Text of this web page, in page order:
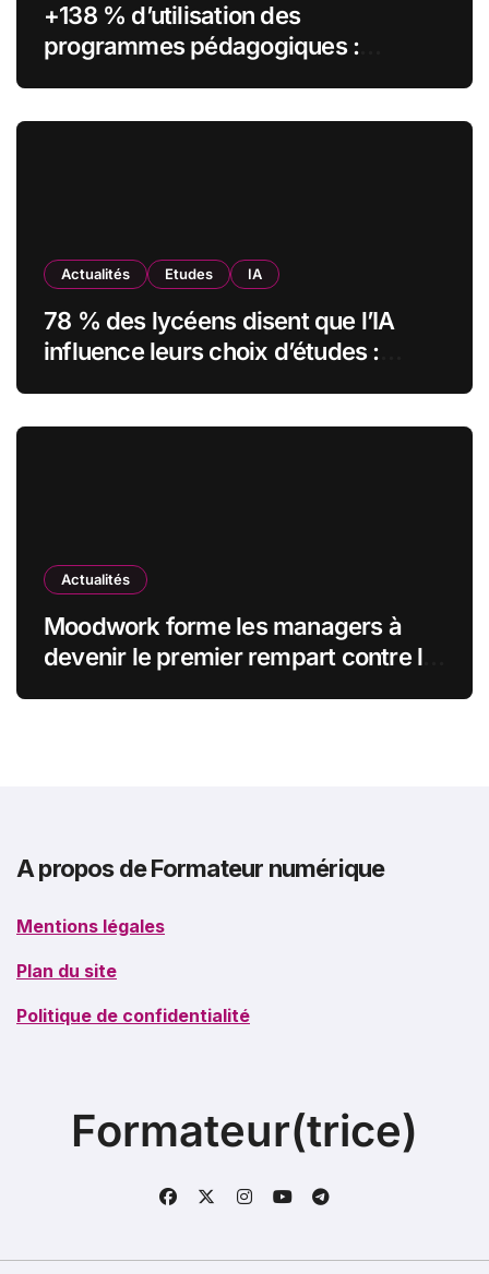
+138 % d’utilisation des
programmes pédagogiques :
Actualités Etudes IA
78 % des lycéens disent que l’IA
influence leurs choix d’études :
Actualités
Moodwork forme les managers à
devenir le premier rempart contre le
A propos de Formateur numérique
Mentions légales
Plan du site
Politique de confidentialité
Formateur(trice)